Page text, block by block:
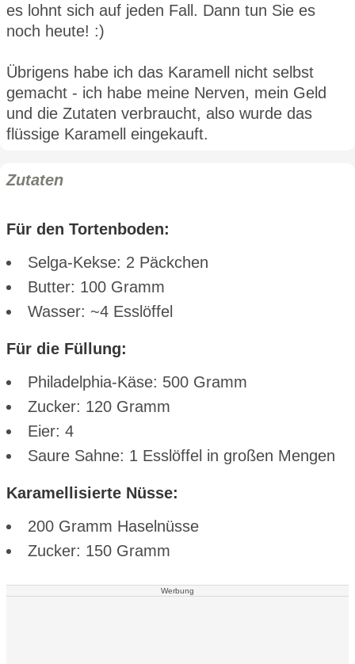
es lohnt sich auf jeden Fall. Dann tun Sie es
noch heute! :)
Übrigens habe ich das Karamell nicht selbst
gemacht - ich habe meine Nerven, mein Geld
und die Zutaten verbraucht, also wurde das
flüssige Karamell eingekauft.
Zutaten
Für den Tortenboden:
Selga-Kekse: 2 Päckchen
Butter: 100 Gramm
Wasser: ~4 Esslöffel
Für die Füllung:
Philadelphia-Käse: 500 Gramm
Zucker: 120 Gramm
Eier: 4
Saure Sahne: 1 Esslöffel in großen Mengen
Karamellisierte Nüsse:
200 Gramm Haselnüsse
Zucker: 150 Gramm
Werbung